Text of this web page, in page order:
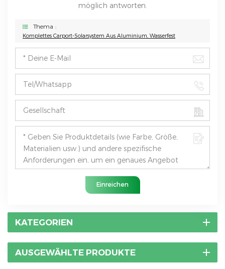
möglich antworten.
Thema :
Komplettes Carport-Solarsystem Aus Aluminium, Wasserfest
Einreichen
KATEGORIEN
AUSGEWÄHLTE PRODUKTE